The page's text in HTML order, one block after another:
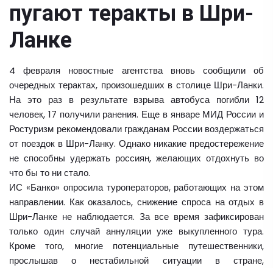
пугают теракты в Шри-
Ланке
4 февраля новостные агентства вновь сообщили об
очередных терактах, произошедших в столице Шри-Ланки.
На это раз в результате взрыва автобуса погибли 12
человек, 17 получили ранения. Еще в январе МИД России и
Ростуризм рекомендовали гражданам России воздержаться
от поездок в Шри-Ланку. Однако никакие предостережение
не способны удержать россиян, желающих отдохнуть во
что бы то ни стало.
ИС «Банко» опросила туроператоров, работающих на этом
направлении. Как оказалось, снижение спроса на отдых в
Шри-Ланке не наблюдается. За все время зафиксирован
только один случай аннуляции уже выкупленного тура.
Кроме того, многие потенциальные путешественники,
прослышав о нестабильной ситуации в стране,